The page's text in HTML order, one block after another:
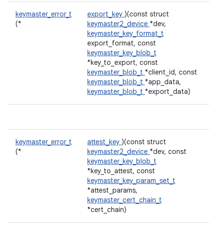
keymaster_error_t
(*
export_key )(const struct
keymaster2_device *dev,
keymaster_key_format_t
export_format, const
keymaster_key_blob_t
*key_to_export, const
keymaster_blob_t *client_id, const
keymaster_blob_t *app_data,
keymaster_blob_t *export_data)
keymaster_error_t
(*
attest_key )(const struct
keymaster2_device *dev, const
keymaster_key_blob_t
*key_to_attest, const
keymaster_key_param_set_t
*attest_params,
keymaster_cert_chain_t
*cert_chain)